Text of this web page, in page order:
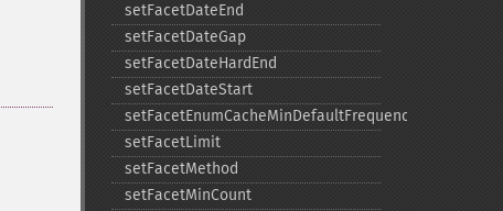
setFacetDateEnd
setFacetDateGap
setFacetDateHardEnd
setFacetDateStart
setFacetEnumCacheMinDefaultFrequency
setFacetLimit
setFacetMethod
setFacetMinCount